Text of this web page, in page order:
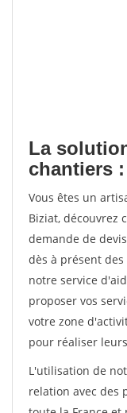
La
chantiers
Vous êtes un
Biziat, découvrez
demande de
dès à présent
notre service
proposer vos
votre zone
pour réaliser
L'utilisation de
relation avec des